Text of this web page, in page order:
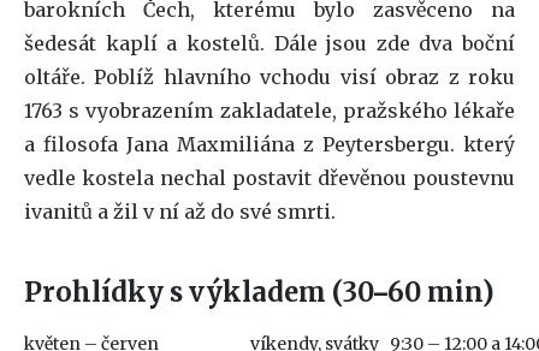
barokních Čech, kterému bylo zasvěceno na
šedesát kaplí a kostelů. Dále jsou zde dva boční
oltáře. Poblíž hlavního vchodu visí obraz z roku
1763 s vyobrazením zakladatele, pražského lékaře
a filosofa Jana Maxmiliána z Peytersbergu. který
vedle kostela nechal postavit dřevěnou poustevnu
ivanitů a žil v ní až do své smrti.
Prohlídky s výkladem (30–60 min)
květen – červen víkendy, svátky 9:30 – 12:00 a